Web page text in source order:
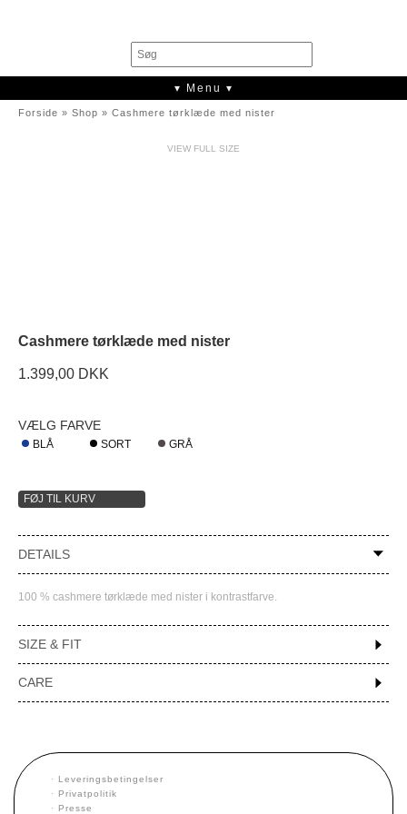
▾ Menu ▾
Forside » Shop » Cashmere tørklæde med nister
VIEW FULL SIZE
Cashmere tørklæde med nister
1.399,00 DKK
VÆLG FARVE
BLÅ SORT GRÅ
DETAILS
100 % cashmere tørklæde med nister i kontrastfarve.
SIZE & FIT
CARE
· Leveringsbetingelser
· Privatpolitik
· Presse